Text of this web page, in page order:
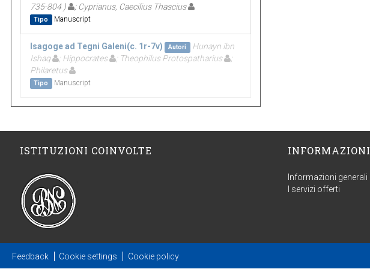
735-804 )
; Cyprianus, Caecilius Thascius
Tipo Manuscript
Isagoge ad Tegni Galeni(c. 1r-7v) Autori
Hunayn ibn
Ishaq
; Hippocrates ; Theophilus Protospatharius
;
Philaretus
Tipo Manuscript
ISTITUZIONI COINVOLTE INFORMAZIONI
Informazioni generali
I servizi offerti
Feedback Cookie settings Cookie policy